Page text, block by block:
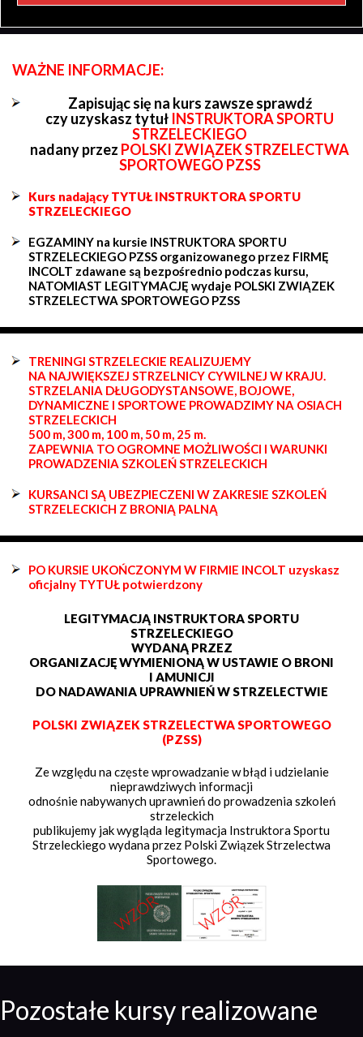
WAŻNE INFORMACJE:
Zapisując się na kurs zawsze sprawdź
czy uzyskasz tytuł INSTRUKTORA SPORTU
STRZELECKIEGO
nadany przez POLSKI ZWIĄZEK STRZELECTWA
SPORTOWEGO PZSS
Kurs nadający TYTUŁ INSTRUKTORA SPORTU
STRZELECKIEGO
EGZAMINY na kursie INSTRUKTORA SPORTU
STRZELECKIEGO PZSS organizowanego przez FIRMĘ
INCOLT zdawane są bezpośrednio podczas kursu,
NATOMIAST LEGITYMACJĘ wydaje POLSKI ZWIĄZEK
STRZELECTWA SPORTOWEGO PZSS
TRENINGI STRZELECKIE REALIZUJEMY
NA NAJWIĘKSZEJ STRZELNICY CYWILNEJ W KRAJU.
STRZELANIA DŁUGODYSTANSOWE, BOJOWE,
DYNAMICZNE I SPORTOWE PROWADZIMY NA OSIACH
STRZELECKICH
500 m, 300 m, 100 m, 50 m, 25 m.
ZAPEWNIA TO OGROMNE MOŻLIWOŚCI I WARUNKI
PROWADZENIA SZKOLEŃ STRZELECKICH
KURSANCI SĄ UBEZPIECZENI W ZAKRESIE SZKOLEŃ
STRZELECKICH Z BRONIĄ PALNĄ
PO KURSIE UKOŃCZONYM W FIRMIE INCOLT uzyskasz
oficjalny TYTUŁ potwierdzony
LEGITYMACJĄ INSTRUKTORA SPORTU
STRZELECKIEGO
WYDANĄ PRZEZ
ORGANIZACJĘ WYMIENIONĄ W USTAWIE O BRONI
I AMUNICJI
DO NADAWANIA UPRAWNIEŃ W STRZELECTWIE
POLSKI ZWIĄZEK STRZELECTWA SPORTOWEGO
(PZSS)
Ze względu na częste wprowadzanie w błąd i udzielanie
nieprawdziwych informacji
odnośnie nabywanych uprawnień do prowadzenia szkoleń
strzeleckich
publikujemy jak wygląda legitymacja Instruktora Sportu
Strzeleckiego wydana przez Polski Związek Strzelectwa
Sportowego.
Pozostałe kursy realizowane